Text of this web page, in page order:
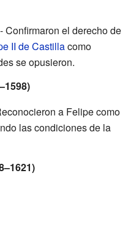
Confirmaron el derecho de
II de Castillacomo
se opusieron.
a Felipe como
las condiciones de la